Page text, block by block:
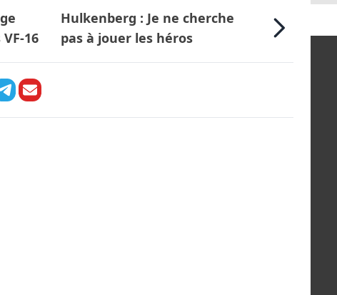
16
Hulkenberg : Je ne cherche
pas à jouer les héros